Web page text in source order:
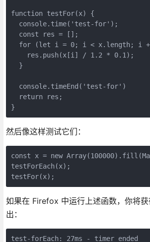
function testFor(x) {
  console.time('test-for');
  const res = [];
for (let i = 0; i < x.length; i
    res.push(x[i] / 1.2 * 0.1);
  }
  console.timeEnd('test-for')
  return res;
}
然后像这样测试它们：
const x = new
testForEach(x);
testFor(x);
如果在 Firefox 中运行上述函数，你将
出：
test-forEach: 27ms - timer ended